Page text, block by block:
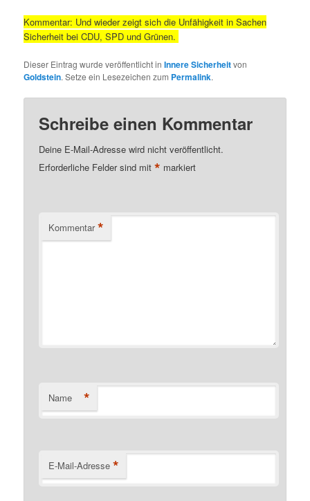
Kommentar: Und wieder zeigt sich die Unfähigkeit in Sachen
Sicherheit bei CDU, SPD und Grünen.
Dieser Eintrag wurde veröffentlicht inInnere Sicherheitvon
Goldstein. Setze ein Lesezeichen zum Permalink.
Schreibe einen Kommentar
Deine E-Mail-Adresse wird nicht veröffentlicht.
Erforderliche Felder sind mit* markiert
Kommentar *
Name *
E-Mail-Adresse *